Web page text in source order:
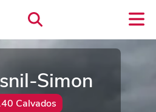
Simon
Calvados